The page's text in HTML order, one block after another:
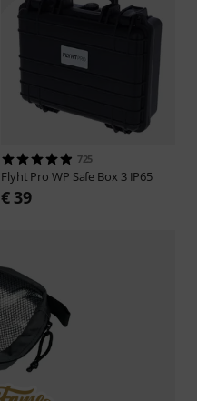
725
Flyht Pro WP Safe Box 3 IP65
€ 39